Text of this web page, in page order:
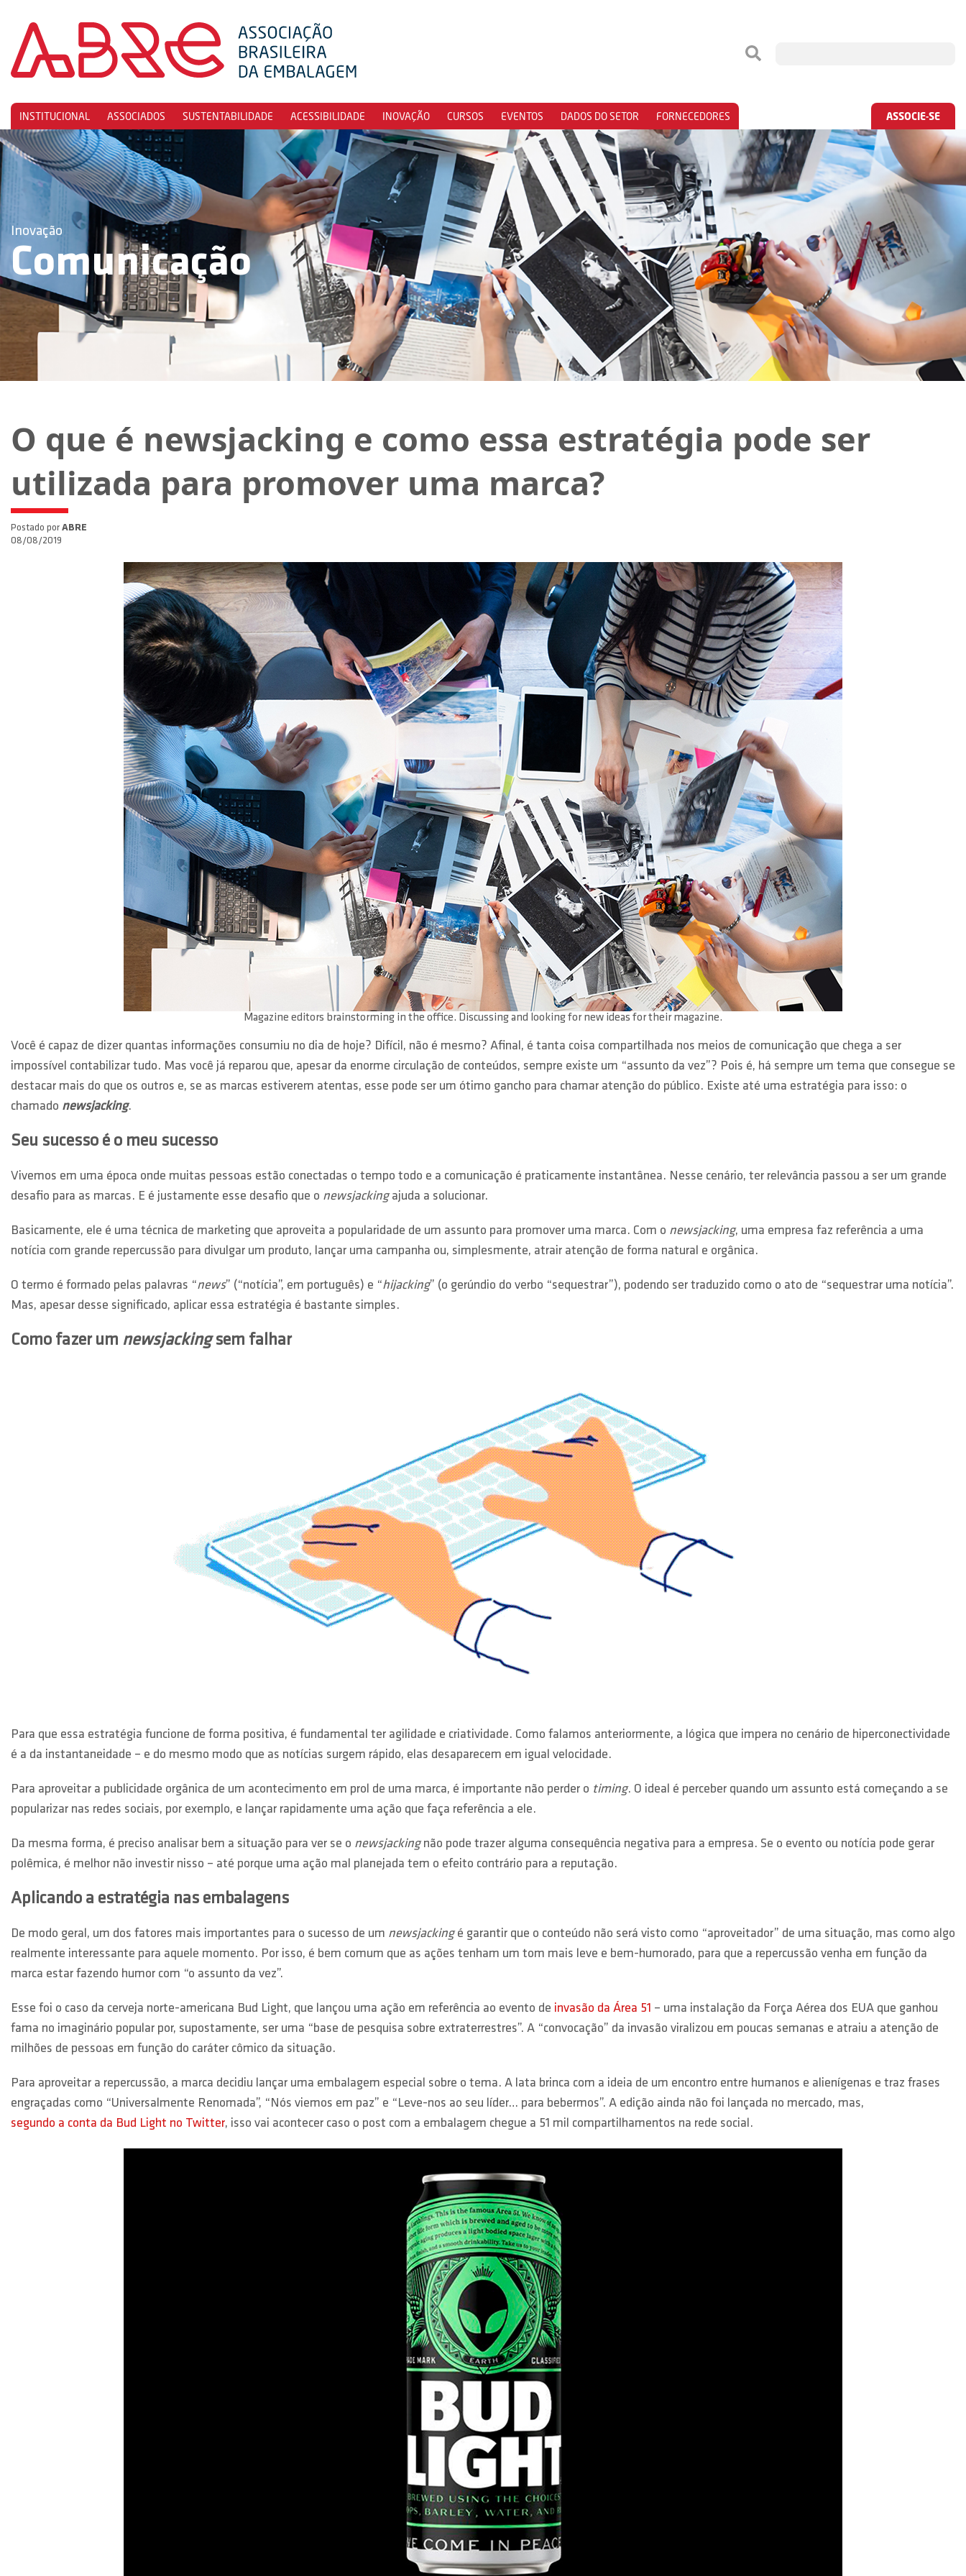
INSTITUCIONAL ASSOCIADOS SUSTENTABILIDADE ACESSIBILIDADE INOVAÇÃO CURSOS EVENTOS DADOS DO SETOR FORNECEDORES ASSOCIE-SE
Inovação
Comunicação
O que é newsjacking e como essa estratégia pode ser
utilizada para promover uma marca?
Postado por ABRE
08/08/2019
Magazine editors brainstorming in the office. Discussing and looking for new ideas for their magazine.
Você é capaz de dizer quantas informações consumiu no dia de hoje? Difícil, não é mesmo? Afinal, é tanta coisa compartilhada nos meios de comunicação que chega a ser
impossível contabilizar tudo. Mas você já reparou que, apesar da enorme circulação de conteúdos, sempre existe um “assunto da vez”? Pois é, há sempre um tema que consegue se
destacar mais do que os outros e, se as marcas estiverem atentas, esse pode ser um ótimo gancho para chamar atenção do público. Existe até uma estratégia para isso: o
chamado newsjacking.
Seu sucesso é o meu sucesso
Vivemos em uma época onde muitas pessoas estão conectadas o tempo todo e a comunicação é praticamente instantânea. Nesse cenário, ter relevância passou a ser um grande
desafio para as marcas. E é justamente esse desafio que o newsjackingajuda a solucionar.
Basicamente, ele é uma técnica de marketing que aproveita a popularidade de um assunto para promover uma marca. Com o newsjacking, uma empresa faz referência a uma
notícia com grande repercussão para divulgar um produto, lançar uma campanha ou, simplesmente, atrair atenção de forma natural e orgânica.
O termo é formado pelas palavras “news” (“notícia”, em português) e “hijacking” (o gerúndio do verbo “sequestrar”), podendo ser traduzido como o ato de “sequestrar uma notícia”.
Mas, apesar desse significado, aplicar essa estratégia é bastante simples.
Como fazer um newsjackingsem falhar
Para que essa estratégia funcione de forma positiva, é fundamental ter agilidade e criatividade. Como falamos anteriormente, a lógica que impera no cenário de hiperconectividade
é a da instantaneidade – e do mesmo modo que as notícias surgem rápido, elas desaparecem em igual velocidade.
Para aproveitar a publicidade orgânica de um acontecimento em prol de uma marca, é importante não perder o timing. O ideal é perceber quando um assunto está começando a se
popularizar nas redes sociais, por exemplo, e lançar rapidamente uma ação que faça referência a ele.
Da mesma forma, é preciso analisar bem a situação para ver se o newsjackingnão pode trazer alguma consequência negativa para a empresa. Se o evento ou notícia pode gerar
polêmica, é melhor não investir nisso – até porque uma ação mal planejada tem o efeito contrário para a reputação.
Aplicando a estratégia nas embalagens
De modo geral, um dos fatores mais importantes para o sucesso de um newsjackingé garantir que o conteúdo não será visto como “aproveitador” de uma situação, mas como algo
realmente interessante para aquele momento. Por isso, é bem comum que as ações tenham um tom mais leve e bem-humorado, para que a repercussão venha em função da
marca estar fazendo humor com “o assunto da vez”.
Esse foi o caso da cerveja norte-americana Bud Light, que lançou uma ação em referência ao evento de invasão da Área 51 – uma instalação da Força Aérea dos EUA que ganhou
fama no imaginário popular por, supostamente, ser uma “base de pesquisa sobre extraterrestres”. A “convocação” da invasão viralizou em poucas semanas e atraiu a atenção de
milhões de pessoas em função do caráter cômico da situação.
Para aproveitar a repercussão, a marca decidiu lançar uma embalagem especial sobre o tema. A lata brinca com a ideia de um encontro entre humanos e alienígenas e traz frases
engraçadas como “Universalmente Renomada”, “Nós viemos em paz” e “Leve-nos ao seu líder… para bebermos”. A edição ainda não foi lançada no mercado, mas,
segundo a conta da Bud Light no Twitter, isso vai acontecer caso o post com a embalagem chegue a 51 mil compartilhamentos na rede social.